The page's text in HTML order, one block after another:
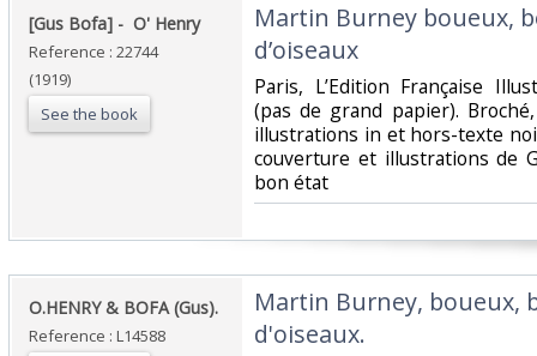
‎[Gus Bofa] - ‎ ‎O' Henry‎
Reference : 22744
(1919)
See the book
‎Martin Burney boueux,
d’oiseaux‎
‎Paris, L’Edition Française
(pas de grand papier).
illustrations in et hors-texte
couverture et illustrations de
bon état‎
‎O.HENRY & BOFA (Gus).‎
Reference : L14588
‎Martin Burney, boueux,
d'oiseaux.‎